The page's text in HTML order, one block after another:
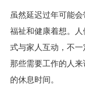
虽然延迟过年可能
福祉和健康着想。
式与家人互动，不
那些需要工作的人
的休息时间。